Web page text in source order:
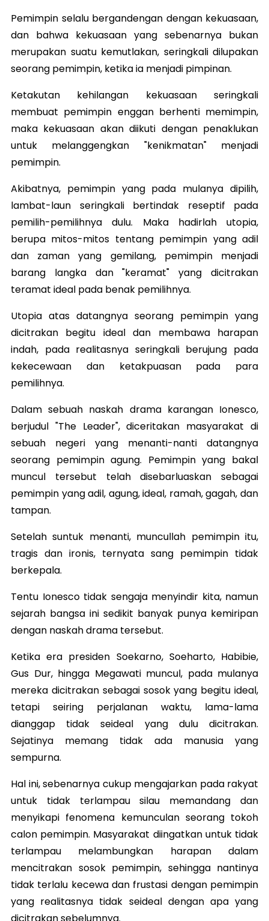
Pemimpin selalu bergandengan dengan kekuasaan,
dan bahwa kekuasaan yang sebenarnya bukan
merupakan suatu kemutlakan, seringkali dilupakan
seorang pemimpin, ketika ia menjadi pimpinan.
Ketakutan kehilangan kekuasaan seringkali
membuat pemimpin enggan berhenti memimpin,
maka kekuasaan akan diikuti dengan penaklukan
untuk melanggengkan "kenikmatan" menjadi
pemimpin.
Akibatnya, pemimpin yang pada mulanya dipilih,
lambat-laun seringkali bertindak reseptif pada
pemilih-pemilihnya dulu. Maka hadirlah utopia,
berupa mitos-mitos tentang pemimpin yang adil
dan zaman yang gemilang, pemimpin menjadi
barang langka dan "keramat" yang dicitrakan
teramat ideal pada benak pemilihnya.
Utopia atas datangnya seorang pemimpin yang
dicitrakan begitu ideal dan membawa harapan
indah, pada realitasnya seringkali berujung pada
kekecewaan dan ketakpuasan pada para
pemilihnya.
Dalam sebuah naskah drama karangan Ionesco,
berjudul "The Leader", diceritakan masyarakat di
sebuah negeri yang menanti-nanti datangnya
seorang pemimpin agung. Pemimpin yang bakal
muncul tersebut telah disebarluaskan sebagai
pemimpin yang adil, agung, ideal, ramah, gagah, dan
tampan.
Setelah suntuk menanti, muncullah pemimpin itu,
tragis dan ironis, ternyata sang pemimpin tidak
berkepala.
Tentu Ionesco tidak sengaja menyindir kita, namun
sejarah bangsa ini sedikit banyak punya kemiripan
dengan naskah drama tersebut.
Ketika era presiden Soekarno, Soeharto, Habibie,
Gus Dur, hingga Megawati muncul, pada mulanya
mereka dicitrakan sebagai sosok yang begitu ideal,
tetapi seiring perjalanan waktu, lama-lama
dianggap tidak seideal yang dulu dicitrakan.
Sejatinya memang tidak ada manusia yang
sempurna.
Hal ini, sebenarnya cukup mengajarkan pada rakyat
untuk tidak terlampau silau memandang dan
menyikapi fenomena kemunculan seorang tokoh
calon pemimpin. Masyarakat diingatkan untuk tidak
terlampau melambungkan harapan dalam
mencitrakan sosok pemimpin, sehingga nantinya
tidak terlalu kecewa dan frustasi dengan pemimpin
yang realitasnya tidak seideal dengan apa yang